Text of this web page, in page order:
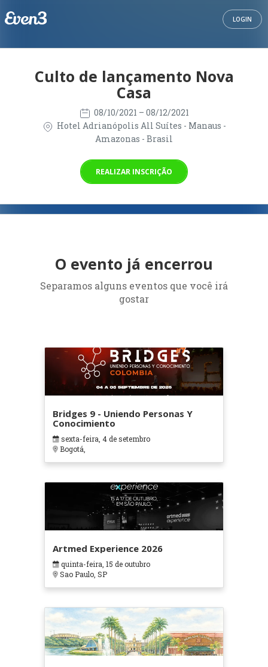
LOGIN
Culto de lançamento Nova
Casa
08/10/2021 – 08/12/2021
Hotel Adrianópolis All Suítes - Manaus -
Amazonas - Brasil
REALIZAR INSCRIÇÃO
O evento já encerrou
Separamos alguns eventos que você irá
gostar
Bridges 9 - Uniendo Personas Y
Conocimiento
sexta-feira, 4 de setembro
Bogotá,
Artmed Experience 2026
quinta-feira, 15 de outubro
Sao Paulo, SP